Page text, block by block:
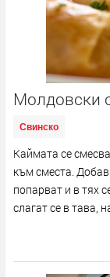
Молдовски
Свинско
Каймата се
към сместа.
попарват и в тях
слагат се в тава,